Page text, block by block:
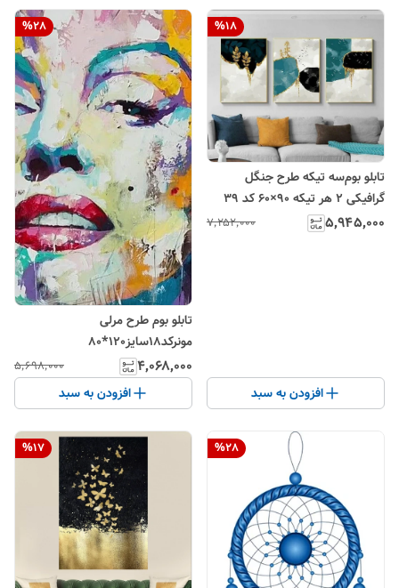
%18
تابلو بوم‌سه تیکه طرح جنگل
گرافیکی ۲ هر تیکه ۹۰×۶۰ کد ۳۹
۵٬۹۴۵٬۰۰۰ ۷٬۲۵۲٬۰۰۰
افزودن به سبد
%28
تابلو بوم طرح مرلی
مونرکد18سایز120*80
۴٬۰۶۸٬۰۰۰ ۵٬۶۹۸٬۰۰۰
افزودن به سبد
%28
%17